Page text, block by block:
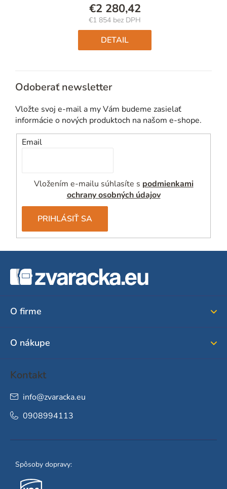
€2 280,42
€1 854 bez DPH
Jednotková
cena:
DETAIL
Odoberať newsletter
Vložte svoj e-mail a my Vám budeme zasielať
informácie o nových produktoch na našom e-shope.
Email
Vložením e-mailu súhlasíte s podmienkami
ochrany osobných údajov
PRIHLÁSIŤ SA
O firme
O nákupe
Kontakt
info@zvaracka.eu
0908994113
Spôsoby dopravy: